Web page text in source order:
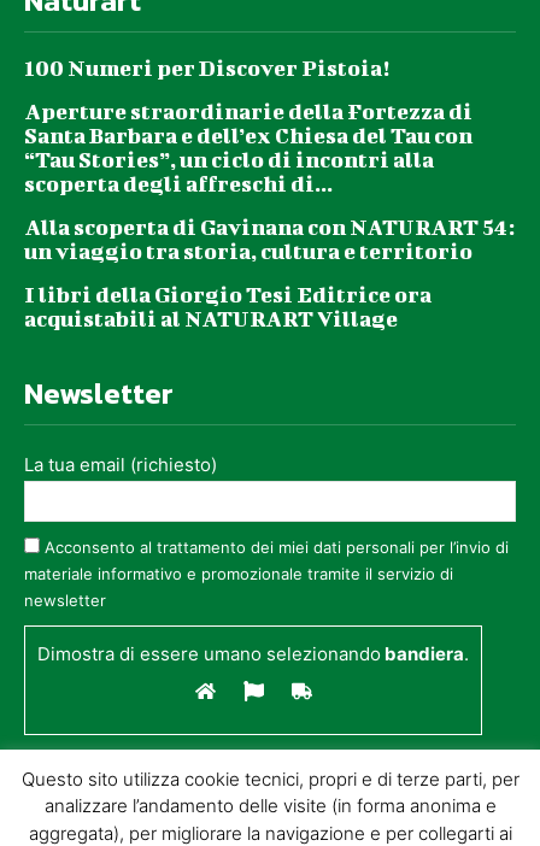
100 Numeri per Discover Pistoia!
Aperture straordinarie della Fortezza di
Santa Barbara e dell’ex Chiesa del Tau con
“Tau Stories”, un ciclo di incontri alla
scoperta degli affreschi di...
Alla scoperta di Gavinana con NATURART 54:
un viaggio tra storia, cultura e territorio
I libri della Giorgio Tesi Editrice ora
acquistabili al NATURART Village
Newsletter
La tua email (richiesto)
Acconsento al trattamento dei miei dati personali per l’invio di
materiale informativo e promozionale tramite il servizio di
newsletter
Dimostra di essere umano selezionando bandiera.
Questo sito utilizza cookie tecnici, propri e di terze parti, per
analizzare l’andamento delle visite (in forma anonima e
aggregata), per migliorare la navigazione e per collegarti ai